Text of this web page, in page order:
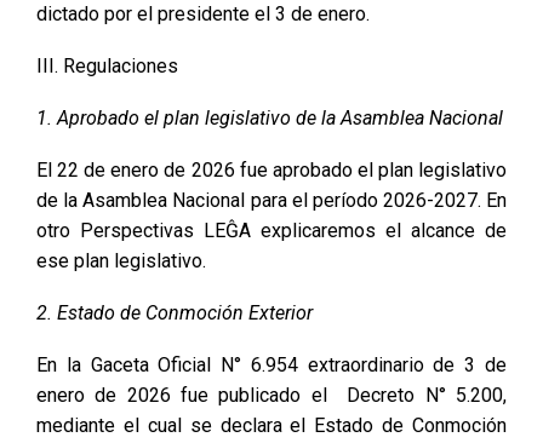
dictado por el presidente el 3 de enero.
III. Regulaciones
1. Aprobado el plan legislativo de la Asamblea Nacional
El 22 de enero de 2026 fue aprobado el plan legislativo
de la Asamblea Nacional para el período 2026-2027. En
otro Perspectivas LEĜA explicaremos el alcance de
ese plan legislativo.
2. Estado de Conmoción Exterior
En la Gaceta Oficial N° 6.954 extraordinario de 3 de
enero de 2026 fue publicado el Decreto N° 5.200,
mediante el cual se declara el Estado de Conmoción